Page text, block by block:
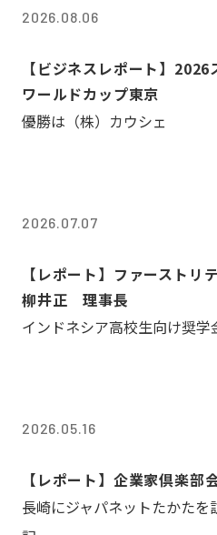
2026.08.06
【ビジネスレポート】
ワールドカップ東京
優勝は（株）カウシェ
2026.07.07
【レポート】ファーストリ
柳井正 理事長
インドネシア高校生向け奨学
2026.05.16
【レポート】企業家倶楽部
長崎にジャパネットたかたを